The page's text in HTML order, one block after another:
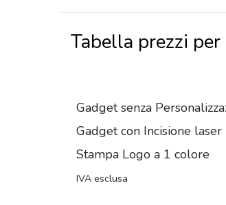
Tabella prezzi
Gadget senza
Gadget con Incisione laser
Stampa Logo a 1 colore
IVA esclusa